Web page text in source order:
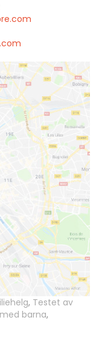
, Testet av
barna,